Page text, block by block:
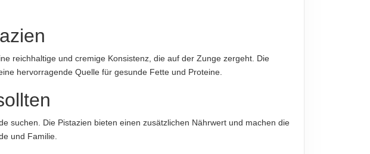
jeweiligen Produktverpackung; nur diese sind verbindlich.
reichhaltige und cremige Konsistenz, die auf der Zunge zergeht. Die
hervorragende Quelle für gesunde Fette und Proteine.
suchen. Die Pistazien bieten einen zusätzlichen Nährwert und machen die
und Familie.